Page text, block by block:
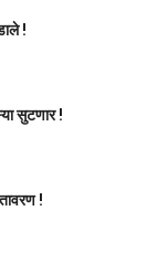
!
सुटणार !
!